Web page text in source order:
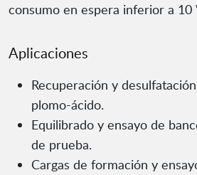
consumo en espera inferior a 10
Aplicaciones
Recuperación y
plomo-ácido.
Equilibrado y ensayo de
de prueba.
Cargas de formación y